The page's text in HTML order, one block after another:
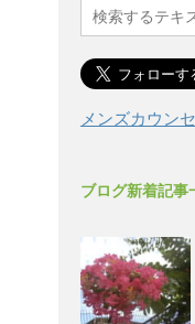
メンズカウン
ブログ新着記事